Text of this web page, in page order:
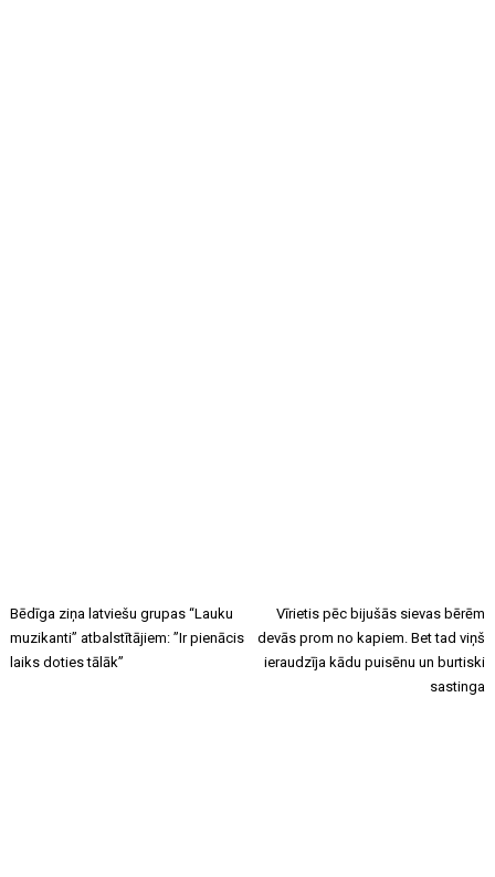
Bēdīga ziņa latviešu grupas “Lauku
muzikanti” atbalstītājiem: ”Ir pienācis
laiks doties tālāk”
Vīrietis pēc bijušās sievas bērēm
devās prom no kapiem. Bet tad viņš
ieraudzīja kādu puisēnu un burtiski
sastinga